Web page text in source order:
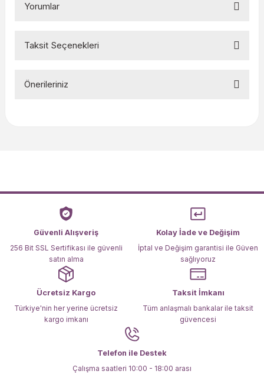
Yorumlar
Taksit Seçenekleri
Önerileriniz
Ürün açıklamasında eksik bilgiler bulunuyor.
Ürün bilgilerinde hatalar bulunuyor.
Ürün fiyatı diğer sitelerden daha pahalı.
Bu ürüne benzer farklı alternatifler olmalı.
Güvenli Alışveriş
256 Bit SSL Sertifikası ile güvenli
satın alma
Kolay İade ve Değişim
İptal ve Değişim garantisi ile Güven
sağlıyoruz
Ücretsiz Kargo
Türkiye'nin her yerine ücretsiz
kargo imkanı
Taksit İmkanı
Tüm anlaşmalı bankalar ile taksit
güvencesi
Telefon ile Destek
Çalışma saatleri 10:00 - 18:00 arası